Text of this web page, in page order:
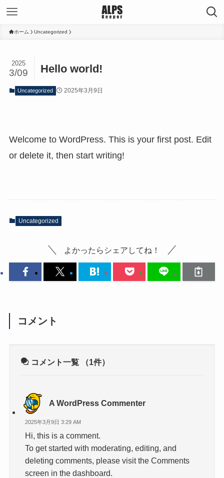
ホーム Uncategorized
Hello world!
2025
3/09
Uncategorized 2025年3月9日
Welcome to WordPress. This is your first post. Edit
or delete it, then start writing!
Uncategorized
よかったらシェアしてね！
コメント
コメント一覧 （1件）
A WordPress Commenter
2025年3月9日 3:29 AM
Hi, this is a comment.
To get started with moderating, editing, and
deleting comments, please visit the Comments
screen in the dashboard.